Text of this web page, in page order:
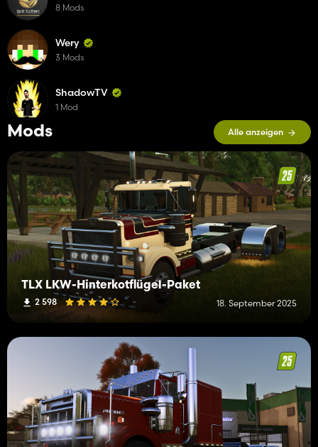
Mods Alle anzeigen
TLX LKW-Hinterkotflügel-Paket
2 598 18. September 2025
8 Mods
Wery
3 Mods
ShadowTV
1 Mod